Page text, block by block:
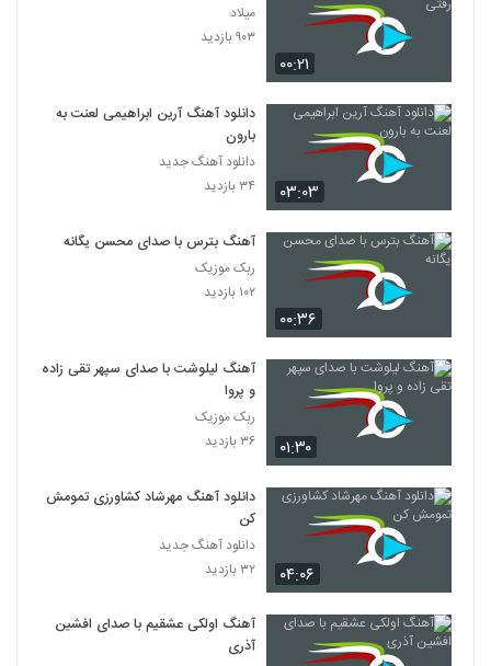
دانلود آهنگ جدید و زیبای حجت خوش
سعادت با نام دلم پیشت گیره
۹۹۳ بازدید
41
alireza ghorbani Eshgh Asan
Nadarad
آصف آریا آهنگ چه عجب (رمیکس)
۱,۴۳۹ بازدید
دانلود آهنگ جدید و زیبای امیر عباس گلاب با
نام کودکانه
۸۷۶ بازدید
44
موزیک زیبای مستم کن از بابک ارجمند
سجاد حاتمی آهنگ عزیزترینی
Derayan Toro Mikham
آهنگ مهدی غریب بنام حالا حالا
۰۰:۲۱
میلاد
۹۰۳ بازدید
۰۳:۰۳
دانلود آهنگ آرین ابراهیمی لعنت به
بارون
دانلود آهنگ جدید
۳۴ بازدید
۰۰:۳۶
آهنگ بترس با صدای محسن یگانه
ربک موزیک
۱۰۲ بازدید
۰۱:۳۰
آهنگ لیلوشت با صدای سپهر تقی زاده
و پروا
ربک موزیک
۳۶ بازدید
۰۴:۰۶
دانلود آهنگ مهرشاد کشاورزی تمومش
کن
دانلود آهنگ جدید
۳۲ بازدید
آهنگ اولکی عشقیم با صدای افشین
آذری